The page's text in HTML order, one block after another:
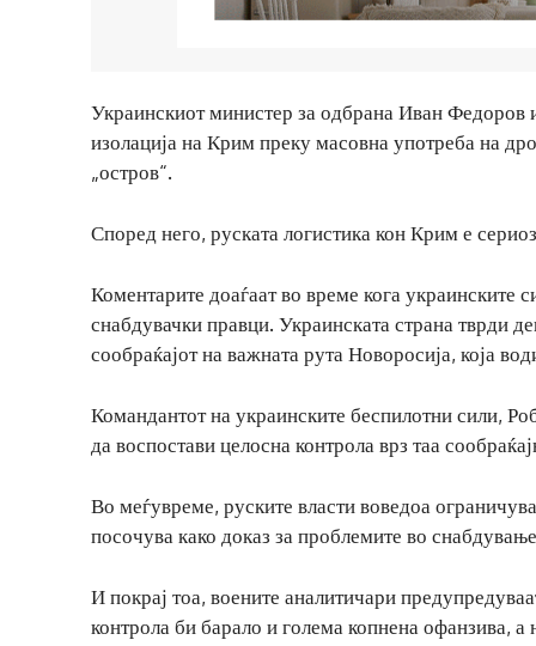
Украинскиот министер за одбрана Иван Федоров
изолација на Крим преку масовна употреба на
„остров“.
Според него, руската логистика кон Крим е
Коментарите доаѓаат во време кога украинските
снабдувачки правци. Украинската страна тврди
сообраќајот на важната рута Новоросија, која
Командантот на украинските беспилотни сили,
да воспостави целосна контрола врз таа
Во меѓувреме, руските власти воведоа
посочува како доказ за проблемите во
И покрај тоа, воените аналитичари
контрола би барало и голема копнена офанзива,